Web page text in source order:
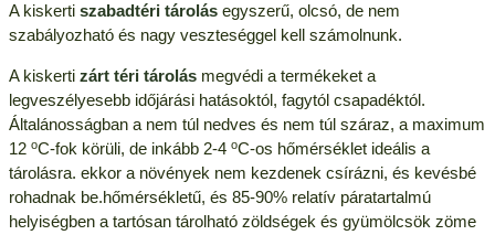
A kiskerti szabadtéri tárolásegyszerű, olcsó, de nem
szabályozható és nagy veszteséggel kell számolnunk.
A kiskerti zárt téri tárolásmegvédi a termékeket a
legveszélyesebb időjárási hatásoktól, fagytól csapadéktól.
Általánosságban a nem túl nedves és nem túl száraz, a maximum
12 oC-fok körüli, de inkább 2-4 oC-os hőmérséklet ideális a
tárolásra. ekkor a növények nem kezdenek csírázni, és kevésbé
rohadnak be.hőmérsékletű, és 85-90% relatív páratartalmú
helyiségben a tartósan tárolható zöldségek és gyümölcsök zöme